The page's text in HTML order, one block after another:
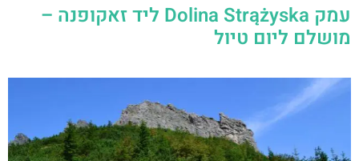
טיול טבע בזאקופנה אל Sarnia Skała